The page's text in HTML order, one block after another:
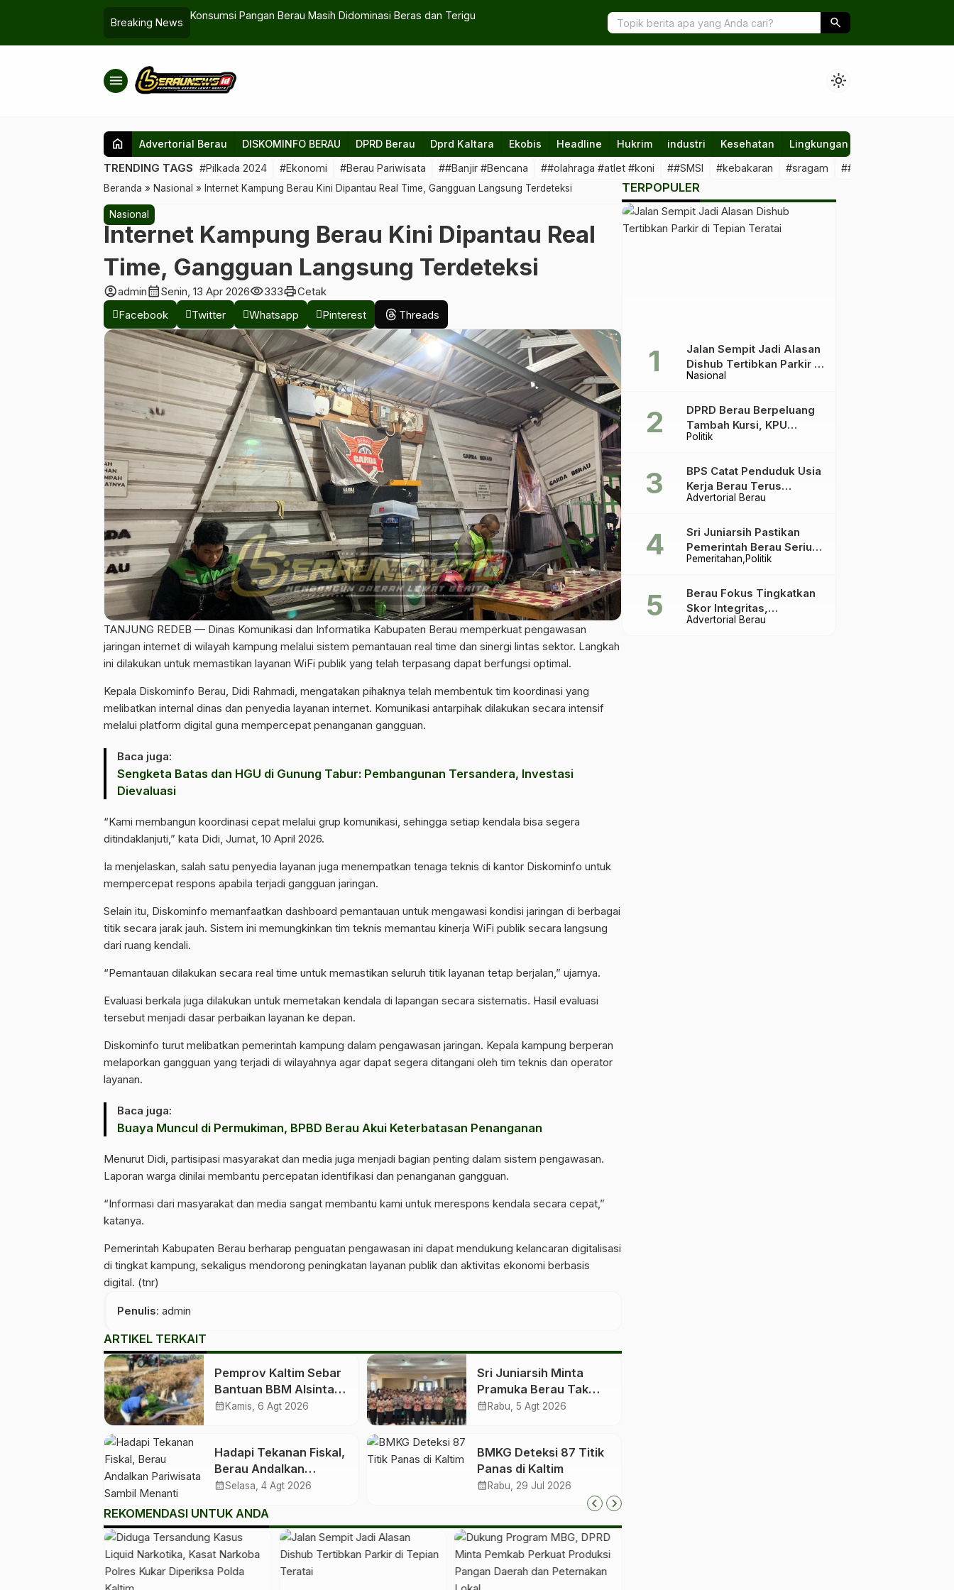
Breaking News
Konsumsi Pangan Berau Masih Didominasi Beras dan Terigu Berau Fokus Tingkatkan Skor Integritas, Rekomendasi KPK Jadi Acuan
search
menu light_mode
home Advertorial Berau DISKOMINFO BERAU DPRD Berau Dprd Kaltara Ekobis Headline Hukrim industri Kesehatan Lingkungan
TRENDING TAGS #Pilkada 2024 #Ekonomi #Berau Pariwisata ##Banjir #Bencana ##olahraga #atlet #koni ##SMSI #kebakaran #sragam ##sawit #illegal
Beranda » Nasional » Internet Kampung Berau Kini Dipantau Real Time, Gangguan Langsung Terdeteksi
Nasional
Internet Kampung Berau Kini Dipantau Real
Time, Gangguan Langsung Terdeteksi
account_circleadmincalendar_monthSenin, 13 Apr 2026visibility333printCetak
Facebook
Twitter Whatsapp Pinterest Threads
TANJUNG REDEB — Dinas Komunikasi dan Informatika Kabupaten Berau memperkuat pengawasan
jaringan internet di wilayah kampung melalui sistem pemantauan real time dan sinergi lintas sektor. Langkah
ini dilakukan untuk memastikan layanan WiFi publik yang telah terpasang dapat berfungsi optimal.
Kepala Diskominfo Berau, Didi Rahmadi, mengatakan pihaknya telah membentuk tim koordinasi yang
melibatkan internal dinas dan penyedia layanan internet. Komunikasi antarpihak dilakukan secara intensif
melalui platform digital guna mempercepat penanganan gangguan.
Baca juga:
Sengketa Batas dan HGU di Gunung Tabur: Pembangunan Tersandera, Investasi
Dievaluasi
“Kami membangun koordinasi cepat melalui grup komunikasi, sehingga setiap kendala bisa segera
ditindaklanjuti,” kata Didi, Jumat, 10 April 2026.
Ia menjelaskan, salah satu penyedia layanan juga menempatkan tenaga teknis di kantor Diskominfo untuk
mempercepat respons apabila terjadi gangguan jaringan.
Selain itu, Diskominfo memanfaatkan dashboard pemantauan untuk mengawasi kondisi jaringan di berbagai
titik secara jarak jauh. Sistem ini memungkinkan tim teknis memantau kinerja WiFi publik secara langsung
dari ruang kendali.
“Pemantauan dilakukan secara real time untuk memastikan seluruh titik layanan tetap berjalan,” ujarnya.
Evaluasi berkala juga dilakukan untuk memetakan kendala di lapangan secara sistematis. Hasil evaluasi
tersebut menjadi dasar perbaikan layanan ke depan.
Diskominfo turut melibatkan pemerintah kampung dalam pengawasan jaringan. Kepala kampung berperan
melaporkan gangguan yang terjadi di wilayahnya agar dapat segera ditangani oleh tim teknis dan operator
layanan.
Baca juga:
Buaya Muncul di Permukiman, BPBD Berau Akui Keterbatasan Penanganan
Menurut Didi, partisipasi masyarakat dan media juga menjadi bagian penting dalam sistem pengawasan.
Laporan warga dinilai membantu percepatan identifikasi dan penanganan gangguan.
“Informasi dari masyarakat dan media sangat membantu kami untuk merespons kendala secara cepat,”
katanya.
Pemerintah Kabupaten Berau berharap penguatan pengawasan ini dapat mendukung kelancaran digitalisasi
di tingkat kampung, sekaligus mendorong peningkatan layanan publik dan aktivitas ekonomi berbasis
digital. (tnr)
Penulis: admin
ARTIKEL TERKAIT
Pemprov Kaltim Sebar
Bantuan BBM Alsintan
ke Kelompok Tani di 10
calendar_monthKamis, 6 Agt 2026
Sri Juniarsih Minta
Pramuka Berau Tak
Sekadar Jalankan
calendar_monthRabu, 5 Agt 2026
Hadapi Tekanan Fiskal,
Berau Andalkan
Pariwisata Sambil
Pusat
calendar_monthSelasa, 4 Agt 2026
BMKG Deteksi 87 Titik
Panas di Kaltim
calendar_monthRabu, 29 Jul 2026
REKOMENDASI UNTUK ANDA
TERPOPULER
Nasional
Jalan Sempit Jadi Alasan
Dishub Tertibkan Parkir di
Tepian Teratai
Politik
DPRD Berau Berpeluang
Tambah Kursi, KPU
Ingatkan Acuannya UU
Advertorial Berau
BPS Catat Penduduk Usia
Kerja Berau Terus
Meningkat Dua Tahun
Pemeritahan Politik
Sri Juniarsih Pastikan
Pemerintah Berau Serius
Tangani Reboisasi dan
Advertorial Berau
Berau Fokus Tingkatkan
Skor Integritas,
Rekomendasi KPK Jadi